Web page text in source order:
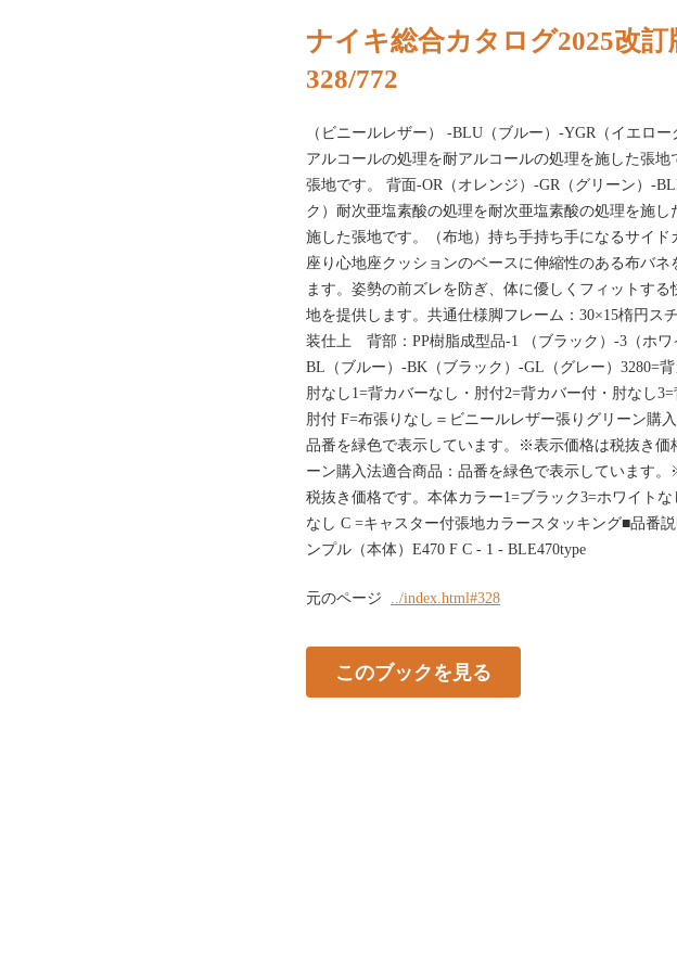
ナイキ総合カタログ2025改訂
328/772
（ビニールレザー） -BLU（ブルー）-YGR（イエロ
アルコールの処理を耐アルコールの処理を施した張地
張地です。 背面-OR（オレンジ）-GR（グリーン）-
ク）耐次亜塩素酸の処理を耐次亜塩素酸の処理を施し
施した張地です。（布地）持ち手持ち手になるサイド
座り心地座クッションのベースに伸縮性のある布バネ
ます。姿勢の前ズレを防ぎ、体に優しくフィットする
地を提供します。共通仕様脚フレーム：30×15楕円ス
装仕上 背部：PP樹脂成型品-1 （ブラック）-3（ホワ
BL（ブルー）-BK（ブラック）-GL（グレー）3280=背
肘なし1=背カバーなし・肘付2=背カバー付・肘なし3=
肘付 F=布張りなし＝ビニールレザー張りグリーン購入
品番を緑色で表示しています。※表示価格は税抜き価
ーン購入法適合商品：品番を緑色で表示しています
税抜き価格です。本体カラー1=ブラック3=ホワイトな
なし C =キャスター付張地カラースタッキング■品番
ンプル（本体）E470 F C - 1 - BLE470type
元のページ ../index.html#328
このブックを見る